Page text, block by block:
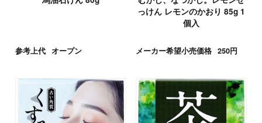
参考上代 オープン
っけん レモンのかおり 85g 1
個入
メーカー希望小売価格 250円